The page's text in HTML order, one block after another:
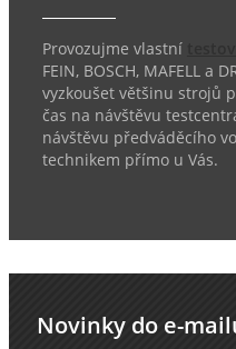
Provozujme vlastní
FEIN, BOSCH, MAFELL a
vyzkoušet většinu strojů
čas na návštěvu
návštěvu předváděcího
technikem přímo u Vás.
Novinky do e-